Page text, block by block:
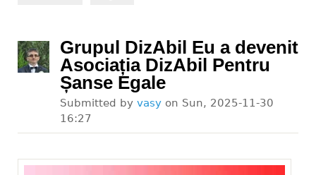
Grupul DizAbil Eu a devenit
Asociația DizAbil Pentru
Șanse Egale
Submitted by vasy on Sun, 2025-11-30
16:27